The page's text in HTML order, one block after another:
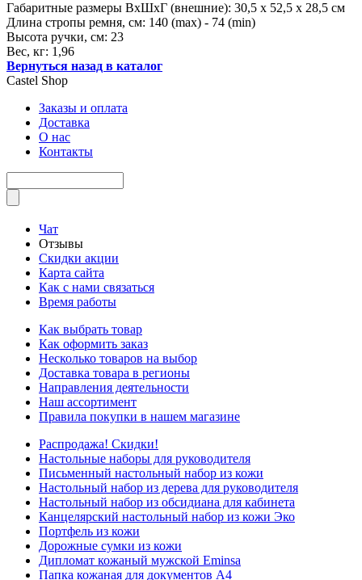
Габаритные размеры ВхШхГ (внешние): 30,5 х 52,5 х 28,5 см
Длина стропы ремня, см: 140 (max) - 74 (min)
Высота ручки, см: 23
Вес, кг: 1,96
Вернуться назад в каталог
Castel Shop
Заказы и оплата
Доставка
О нас
Контакты
Чат
Отзывы
Скидки акции
Карта сайта
Как с нами связаться
Время работы
Как выбрать товар
Как оформить заказ
Несколько товаров на выбор
Доставка товара в регионы
Направления деятельности
Наш ассортимент
Правила покупки в нашем магазине
Распродажа! Скидки!
Настольные наборы для руководителя
Письменный настольный набор из кожи
Настольный набор из дерева для руководителя
Настольный набор из обсидиана для кабинета
Канцелярский настольный набор из кожи Эко
Портфель из кожи
Дорожные сумки из кожи
Дипломат кожаный мужской Eminsa
Папка кожаная для документов А4